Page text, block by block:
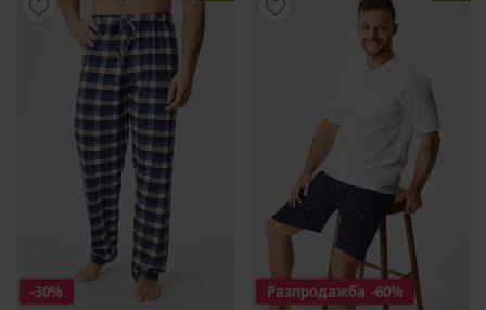
-30% Разпродажба -60%